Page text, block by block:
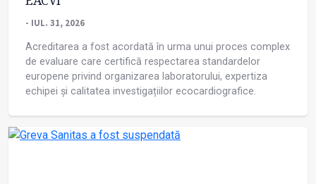
- IUL. 31, 2026
Acreditarea a fost acordată în urma unui proces complex
de evaluare care certifică respectarea standardelor
europene privind organizarea laboratorului, expertiza
echipei și calitatea investigațiilor ecocardiografice.